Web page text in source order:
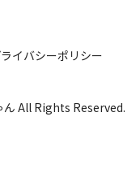
イバシーポリシー
All Rights Reserved.